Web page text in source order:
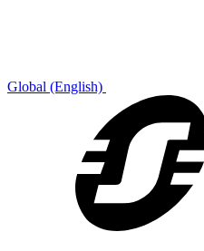
Global (English)